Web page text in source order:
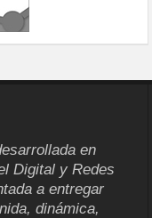
en
Digital y Redes
a entregar
dinámica,